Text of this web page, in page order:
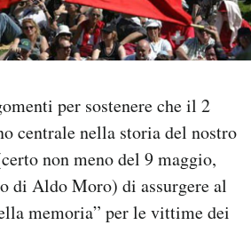
per sostenere che il 2
centrale nella storia del nostro
non meno del 9 maggio,
di Aldo Moro) di assurgere al
memoria” per le vittime dei